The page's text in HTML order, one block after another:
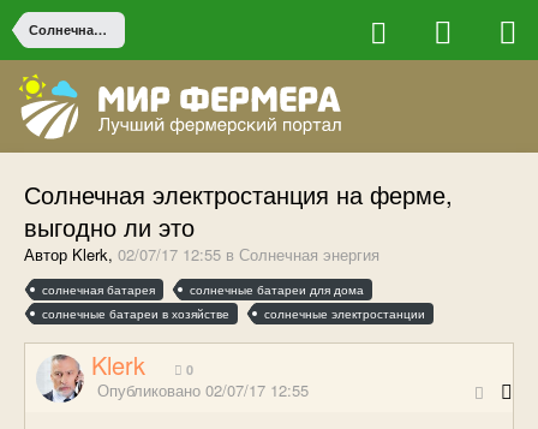
Солнечная энергия
Солнечная электростанция на ферме,
выгодно ли это
Автор Klerk, 02/07/17 12:55 в Солнечная энергия
солнечная батарея
солнечные батареи для дома
солнечные батареи в хозяйстве
солнечные электростанции
Klerk 0
Опубликовано 02/07/17 12:55